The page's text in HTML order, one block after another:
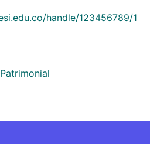
handle/123456789/1